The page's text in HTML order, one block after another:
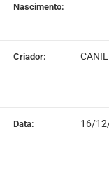
Nascimento:
Criador:
Data: 16/